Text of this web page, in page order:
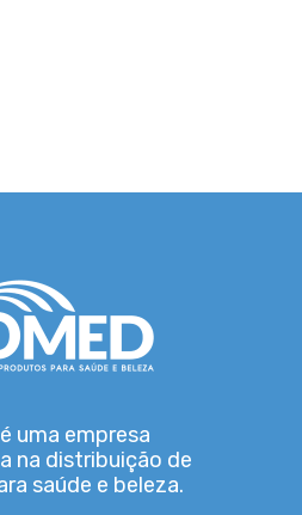
uma empresa
na distribuição de
saúde e beleza.